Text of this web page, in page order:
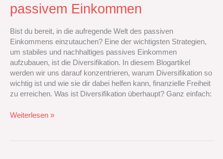
passivem Einkommen
Bist du bereit, in die aufregende Welt des passiven
Einkommens einzutauchen? Eine der wichtigsten Strategien,
um stabiles und nachhaltiges passives Einkommen
aufzubauen, ist die Diversifikation. In diesem Blogartikel
werden wir uns darauf konzentrieren, warum Diversifikation so
wichtig ist und wie sie dir dabei helfen kann, finanzielle Freiheit
zu erreichen. Was ist Diversifikation überhaupt? Ganz einfach:
beim
von
passivem
Einkommen
Weiterlesen »